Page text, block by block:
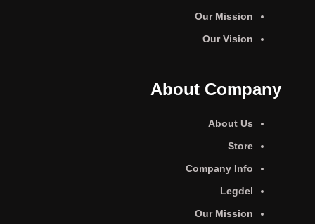
Our Mission
Our Vision
About Company
About Us
Store
Company Info
Legdel
Our Mission